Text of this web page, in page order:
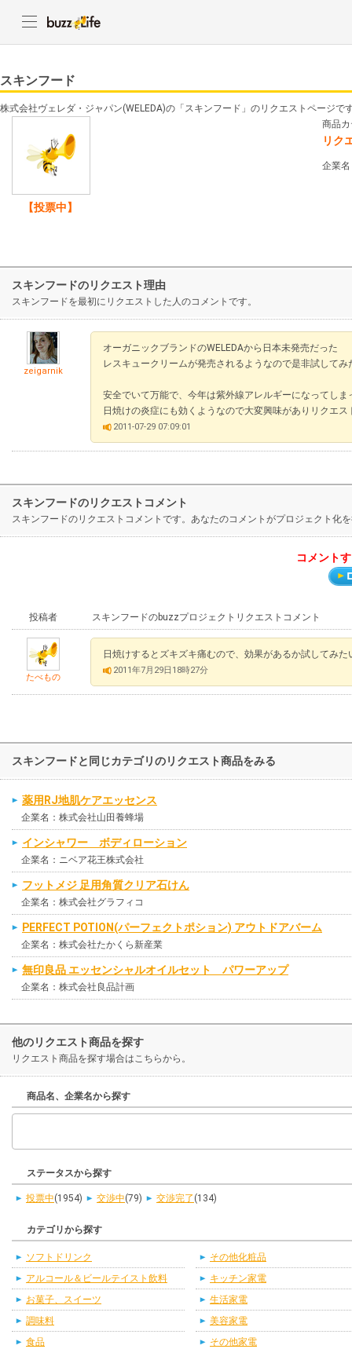
スキンフード
株式会社ヴェレダ・ジャパン(WELEDA)の「スキンフード」のリクエストページで
【投票中】
商品
リク
企業
スキンフードのリクエスト理由
スキンフードを最初にリクエストした人のコメントです。
zeigarnik
オーガニックブランドのWELEDAから日本未発売だった
レスキュークリームが発売されるようなので是非試してみ
安全でいて万能で、今年は紫外線アレルギーになってしま
日焼けの炎症にも効くようなので大変興味がありリクエス
2011-07-29 07:09:01
スキンフードのリクエストコメント
スキンフードのリクエストコメントです。あなたのコメントがプロジェクト化
コメント
投稿者 スキンフードのbuzzプロジェクトリクエストコメント
たべもの
日焼けするとズキズキ痛むので、効果があるか試してみた
2011年7月29日18時27分
スキンフードと同じカテゴリのリクエスト商品をみる
薬用RJ地肌ケアエッセンス
企業名：株式会社山田養蜂場
インシャワー ボディローション
企業名：ニベア花王株式会社
フットメジ 足用角質クリア石けん
企業名：株式会社グラフィコ
PERFECT POTION(パーフェクトポション) アウトドアバーム
企業名：株式会社たかくら新産業
無印良品 エッセンシャルオイルセット パワーアップ
企業名：株式会社良品計画
他のリクエスト商品を探す
リクエスト商品を探す場合はこちらから。
商品名、企業名から探す
ステータスから探す
投票中(1954) 交渉中(79) 交渉完了 (134)
カテゴリから探す
ソフトドリンク
アルコール＆ビールテイスト飲料
お菓子、スイーツ
調味料
食品
その他化粧品
キッチン家電
生活家電
美容家電
その他家電